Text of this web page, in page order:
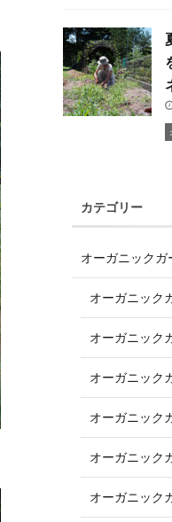
カテゴリー
オーガニック
オーガニック
オーガニック
オーガニック
オーガニック
オーガニック
オーガニック